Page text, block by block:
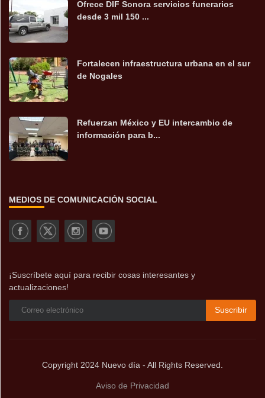
Ofrece DIF Sonora servicios funerarios
desde 3 mil 150 ...
Fortalecen infraestructura urbana en el sur
de Nogales
Refuerzan México y EU intercambio de
información para b...
MEDIOS DE COMUNICACIÓN SOCIAL
¡Suscríbete aquí para recibir cosas interesantes y
actualizaciones!
Suscribir
Copyright 2024 Nuevo día - All Rights Reserved.
Aviso de Privacidad